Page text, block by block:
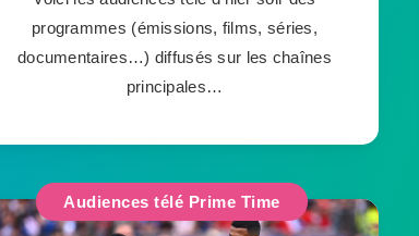
programmes (émissions, films, séries,
documentaires…) diffusés sur les chaînes
principales…
Audiences télé Prime Time